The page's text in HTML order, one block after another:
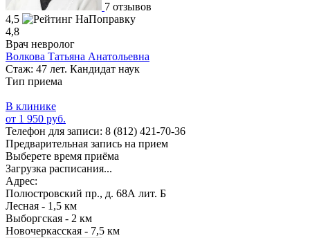
7 отзывов
4,5
4,8
Врач невролог
Волкова Татьяна Анатольевна
Стаж: 47 лет. Кандидат наук
Тип приема
В клинике
от 1 950 руб.
Телефон для записи: 8 (812) 421-70-36
Предварительная запись на прием
Выберете время приёма
Загрузка расписания...
Адрес:
Полюстровский пр., д. 68А лит. Б
Лесная - 1,5 км
Выборгская - 2 км
Новочеркасская - 7,5 км